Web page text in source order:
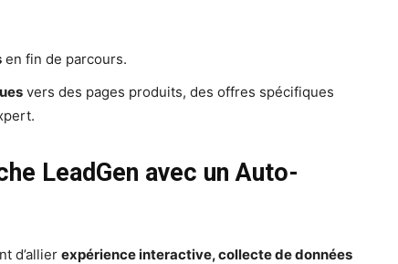
en fin de parcours.
vers des pages produits, des offres spécifiques
LeadGen avec un Auto-
d’allier expérience interactive, collecte de données